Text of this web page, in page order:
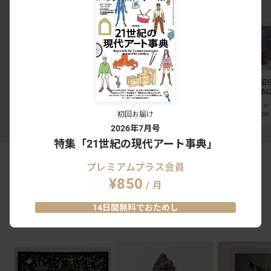
EXHIBITION RANKING TOP5
Coming Soon
フェルメール《真珠の耳飾
The 50th Anniversary
OSAMU GOODS 展
2026.08.01 - 08.31
坂本夏子「知
交信するため
2026.08.22 -
アートを買うなら
初回お届け
2026年7月号
特集「21世紀の現代アート事典」
プレミアムプラス会員
¥850 / 月
14日間無料でおためし